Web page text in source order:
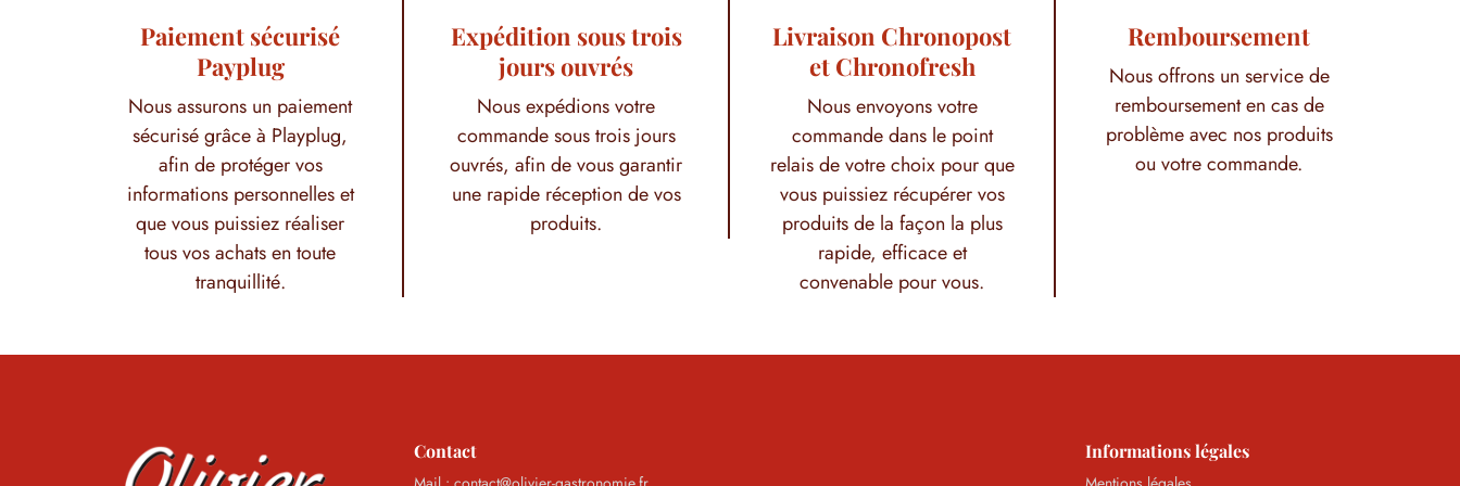
Paiement sécurisé
Payplug
Nous assurons un paiement
sécurisé grâce à Playplug,
afin de protéger vos
informations personnelles et
que vous puissiez réaliser
tous vos achats en toute
tranquillité.
Expédition sous trois
jours ouvrés
Nous expédions votre
commande sous trois jours
ouvrés, afin de vous garantir
une rapide réception de vos
produits.
Livraison Chronopost
et Chronofresh
Nous envoyons votre
commande dans le point
relais de votre choix pour que
vous puissiez récupérer vos
produits de la façon la plus
rapide, efficace et
convenable pour vous.
Remboursement
Nous offrons un service de
remboursement en cas de
problème avec nos produits
ou votre commande.
Contact Informations légales